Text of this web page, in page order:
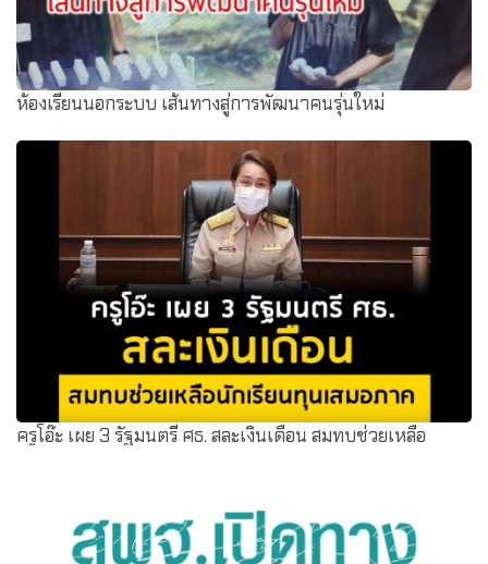
ห้องเรียนนอกระบบ เส้นทางสู่การพัฒนาคนรุ่นใหม่
ครูโอ๊ะ เผย 3 รัฐมนตรี ศธ. สละเงินเดือน สมทบช่วยเหลือ